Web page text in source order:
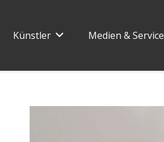
Künstler Medien & Service